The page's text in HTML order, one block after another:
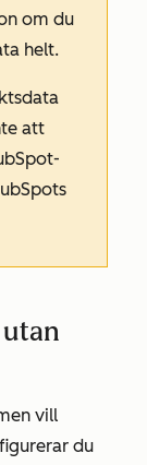
om du
helt.
att
vill
du